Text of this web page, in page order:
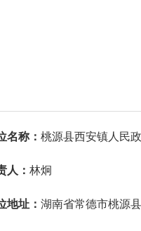
名称： 桃源县西安镇人民
人： 林炯
地址： 湖南省常德市桃源